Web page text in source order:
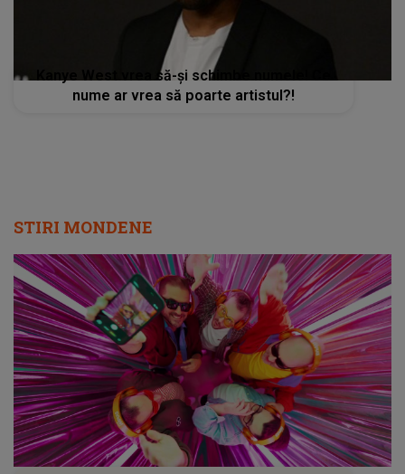
Kanye West vrea să-și schimbe numele! Ce
nume ar vrea să poarte artistul?!
STIRI MONDENE